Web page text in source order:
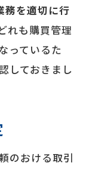
務を適切に行
れも購買管理
っているた
しておきまし
のおける取引